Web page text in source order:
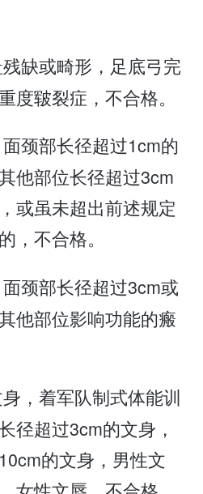
缺或畸形，足底弓完
度皲裂症，不合格。
颈部长径超过1cm的
他部位长径超过3cm
或虽未超出前述规定
，不合格。
颈部长径超过3cm或
他部位影响功能的瘢
，着军队制式体能训
径超过3cm的文身，
的文身，男性文